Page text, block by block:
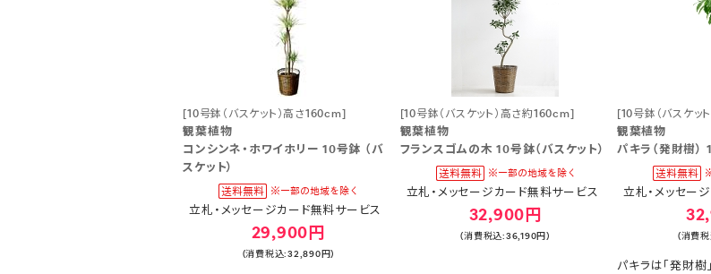
[10号鉢（バスケット）高さ160cm]
観葉植物
コンシンネ・ホワイホリー 10号鉢 （バ
スケット）
立札・メッセージカード無料サービス
29,900円
(消費税込:32,890円)
[10号鉢（バスケット）高さ約160cm]
観葉植物
フランスゴムの木 10号鉢（バスケット）
立札・メッセージカード無料サービス
32,900円
(消費税込:36,190円)
[10号鉢（バスケッ
観葉植物
パキラ（発財樹）
立札・メッセー
(消費
パキラは「発財樹